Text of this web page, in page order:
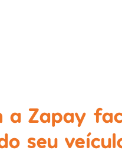
a Zapay
seu